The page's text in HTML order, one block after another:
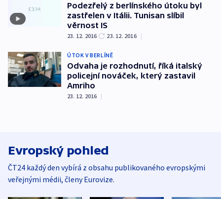
Podezřelý z berlínského útoku byl
zastřelen v Itálii. Tunisan slíbil
věrnost IS
23. 12. 2016 23. 12. 2016 |
ÚTOK V BERLÍNĚ
Odvaha je rozhodnutí, říká italský
policejní nováček, který zastavil
Amriho
23. 12. 2016 |
Evropský pohled
ČT24 každý den vybírá z obsahu publikovaného evropskými
veřejnými médii, členy Eurovize.